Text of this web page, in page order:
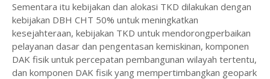
Sementara itu kebijakan dan alokasi TKD dilakukan dengan
kebijakan DBH CHT 50% untuk meningkatkan
kesejahteraan, kebijakan TKD untuk mendorongperbaikan
pelayanan dasar dan pengentasan kemiskinan, komponen
DAK fisik untuk percepatan pembangunan wilayah tertentu,
dan komponen DAK fisik yang mempertimbangkan geopark